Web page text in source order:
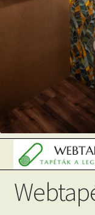
Ugrás
a
Kilépés
a
Főoldal
Népszerű tapéták